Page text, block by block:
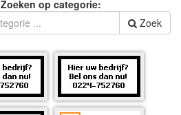
Zoeken op categorie:
Zoek